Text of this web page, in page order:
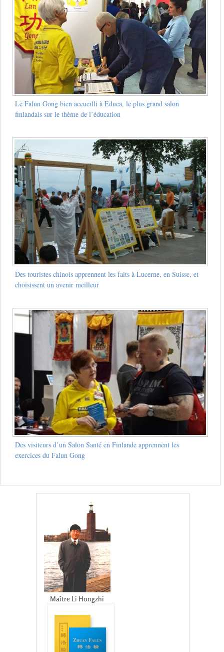
Le Falun Gong bien accueilli à Educa, le plus grand salon
finlandais sur le thème de l’éducation
Des touristes chinois apprennent les faits à Lucerne, en Suisse, et
choisissent un avenir meilleur
Des visiteurs d’un Salon Santé en Finlande apprennent les
exercices du Falun Gong
Maître Li Hongzhi